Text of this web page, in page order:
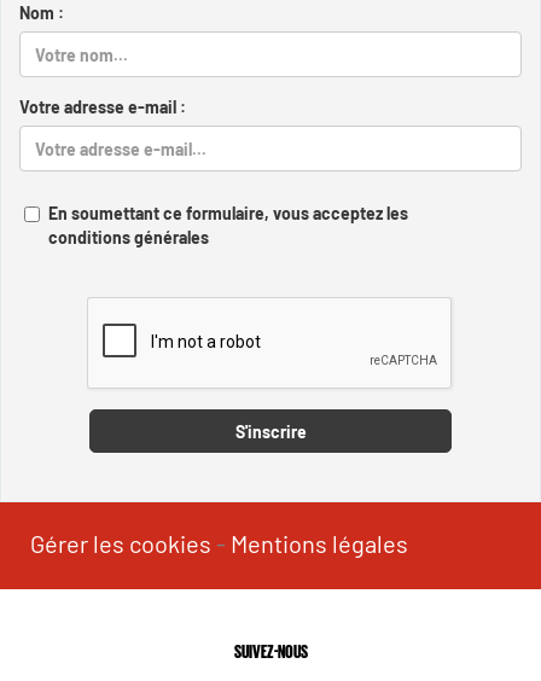
Nom :
Votre adresse e-mail :
En soumettant ce formulaire, vous acceptez les
conditions générales
S'inscrire
Gérer les cookies - Mentions légales
SUIVEZ-NOUS